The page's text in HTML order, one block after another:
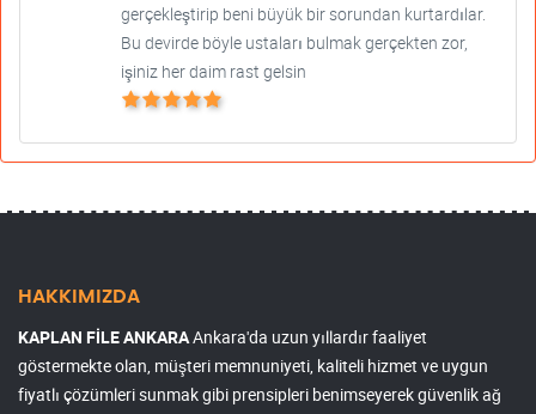
gerçekleştirip beni büyük bir sorundan kurtardılar.
Bu devirde böyle ustaları bulmak gerçekten zor,
işiniz her daim rast gelsin
HAKKIMIZDA
KAPLAN FİLE ANKARAAnkara'da uzun yıllardır faaliyet
göstermekte olan, müşteri memnuniyeti, kaliteli hizmet ve uygun
fiyatlı çözümleri sunmak gibi prensipleri benimseyerek güvenlik ağ